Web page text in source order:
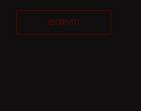
ISCRIVITI